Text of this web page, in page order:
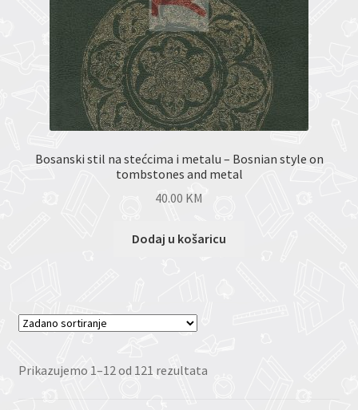
Bosanski stil na stećcima i metalu – Bosnian style on
tombstones and metal
40.00 KM
Dodaj u košaricu
Prikazujemo 1–12 od 121 rezultata